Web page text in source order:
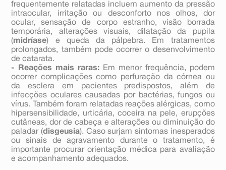
frequentemente relatadas incluem aumento da pressão
intraocular, irritação ou desconforto nos olhos, dor
ocular, sensação de corpo estranho, visão borrada
temporária, alterações visuais, dilatação da pupila
(midríase) e queda da pálpebra. Em tratamentos
prolongados, também pode ocorrer o desenvolvimento
de catarata.
- Reações mais raras: Em menor frequência, podem
ocorrer complicações como perfuração da córnea ou
da esclera em pacientes predispostos, além de
infecções oculares causadas por bactérias, fungos ou
vírus. Também foram relatadas reações alérgicas, como
hipersensibilidade, urticária, coceira na pele, erupções
cutâneas, dor de cabeça e alterações ou diminuição do
paladar (disgeusia). Caso surjam sintomas inesperados
ou sinais de agravamento durante o tratamento, é
importante procurar orientação médica para avaliação
e acompanhamento adequados.